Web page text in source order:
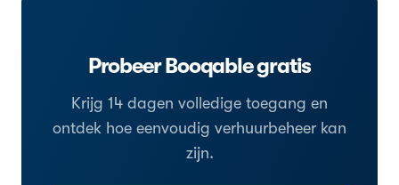
Probeer Booqable gratis
Krijg 14 dagen volledige toegang en
ontdek hoe eenvoudig verhuurbeheer kan
zijn.